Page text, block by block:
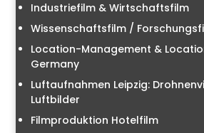
Industriefilm & Wirtschaftsfilm
Wissenschaftsfilm /
Location-Management &
Germany
Luftaufnahmen Leipzig:
Luftbilder
Filmproduktion Hotelfilm